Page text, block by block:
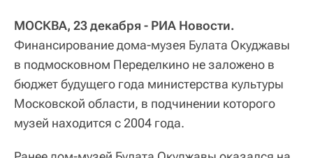
МОСКВА, 23 декабря - РИА Новости.
Финансирование дома-музея Булата Окуджавы
в подмосковном Переделкино не заложено в
бюджет будущего года министерства культуры
Московской области, в подчинении которого
музей находится с 2004 года.